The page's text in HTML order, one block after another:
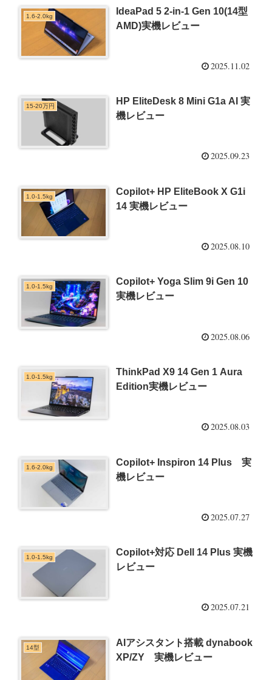
1.6-2.0kg
IdeaPad 5 2-in-1 Gen 10(14型
AMD)実機レビュー
2025.11.02
15-20万円
HP EliteDesk 8 Mini G1a AI 実
機レビュー
2025.09.23
1.0-1.5kg
Copilot+ HP EliteBook X G1i
14 実機レビュー
2025.08.10
1.0-1.5kg
Copilot+ Yoga Slim 9i Gen 10
実機レビュー
2025.08.06
1.0-1.5kg
ThinkPad X9 14 Gen 1 Aura
Edition実機レビュー
2025.08.03
1.6-2.0kg
Copilot+ Inspiron 14 Plus 実
機レビュー
2025.07.27
1.0-1.5kg
Copilot+対応 Dell 14 Plus 実機
レビュー
2025.07.21
14型
AIアシスタント搭載 dynabook
XP/ZY 実機レビュー